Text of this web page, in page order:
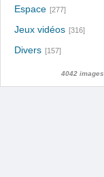
Espace [277]
Jeux vidéos [316]
Divers [157]
4042 images